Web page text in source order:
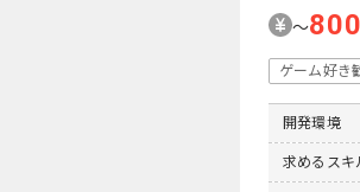
〜
ゲーム好き
開発環境
求めるスキ